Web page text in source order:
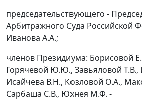
председательствующего -
Арбитражного Суда Российской
Иванова А.А.;
членов Президиума: Борисовой
Горячевой Ю.Ю., Завьяловой
Исайчева В.Н., Козловой О.А.,
Сарбаша С.В., Юхнея М.Ф. -